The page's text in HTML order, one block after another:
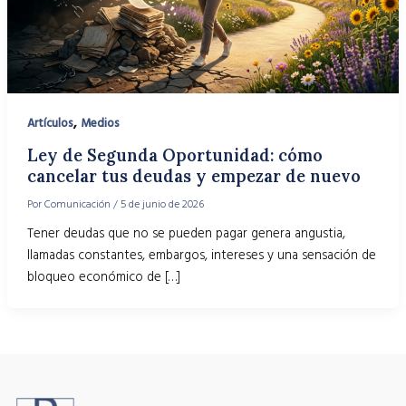
Artículos, Medios
Ley de Segunda Oportunidad: cómo
cancelar tus deudas y empezar de nuevo
PorComunicación /5 de junio de 2026
Tener deudas que no se pueden pagar genera angustia,
llamadas constantes, embargos, intereses y una sensación de
bloqueo económico de […]